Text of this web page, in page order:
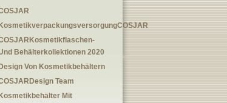
KosmetikverpackungsversorgungCOSJAR
Behälterkollektionen 2020
Design Von Kosmetikbehältern
Team
Kosmetikbehälter Mit